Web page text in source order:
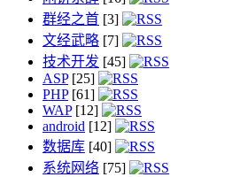
群经之首 [3]
文经武略 [7]
技术开发 [45]
ASP[25]
PHP[61]
WAP[12]
android [12]
数据库 [40]
系统网络 [75]